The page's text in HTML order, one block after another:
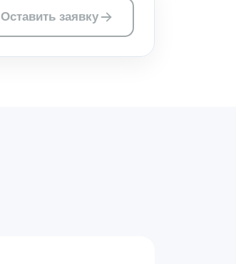
Оставить заявку